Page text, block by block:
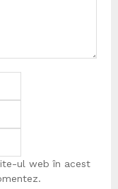
ul web în acest